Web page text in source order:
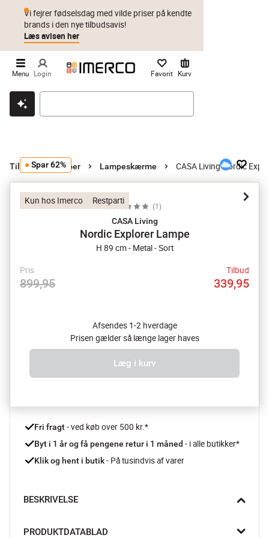
Klik & hent Byt i 1 år Prismatch
Vi fejrer fødselsdag med vilde priser på kendte
brands i den nye tilbudsavis!
Læs avisen her
Menu Login Favorit Kurv
Tilbehør til lamper Lampeskærme CASA Living Nordic
Kun hos Imerco Restparti
Spar 62%
(1 )
CASA Living
Nordic Explorer Lampe
H 89 cm - Metal - Sort
Pris
899,95
Tilbud
339,95
Afsendes 1-2 hverdage
Prisen gælder så længe lager haves
Læg i kurv
Fri fragt - ved køb over 500 kr.*
Byt i 1 år og få pengene retur i 1 måned - i alle butikker*
Klik og hent i butik - På tusindvis af varer
BESKRIVELSE
spændende skygger gennem metalnettet.
PRODUKTDATABLAD